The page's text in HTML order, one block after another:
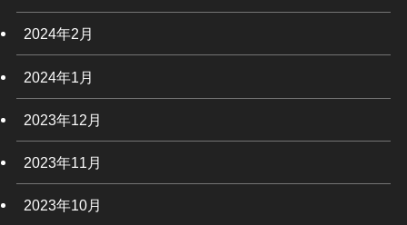
2024年2月
2024年1月
2023年12月
2023年11月
2023年10月